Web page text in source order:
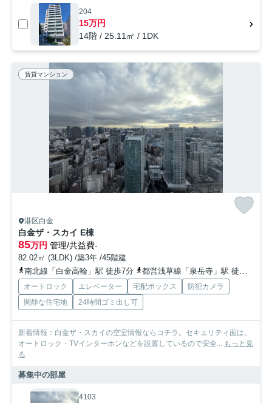
204
15万円
14階 / 25.11㎡ / 1DK
賃貸マンション
港区白金
白金ザ・スカイ E棟
85万円 管理/共益費-
82.02㎡ (3LDK) /築3年 /45階建
南北線「白金高輪」駅 徒歩7分
都営浅草線「泉岳寺」駅 徒歩16分
オートロック エレベーター 宅配ボックス
防犯カメラ
閑静な住宅地
24時間ゴミ出し可
新着情報：白金ザ・スカイの空室情報ならコチラ。セキュリティ面は、
オートロック・TVインターホンなどを設置しているので安全... もっと見
る
募集中の部屋
4103